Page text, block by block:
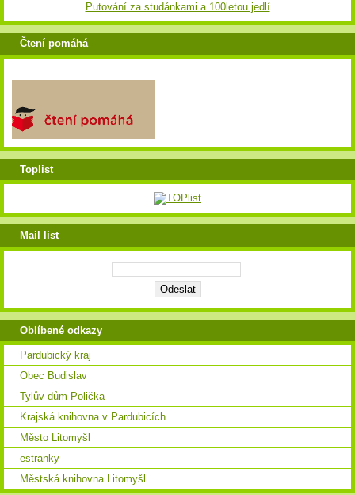
Putování za studánkami a 100letou jedlí
Čtení pomáhá
Toplist
Mail list
Oblíbené odkazy
Pardubický kraj
Obec Budislav
Tylův dům Polička
Krajská knihovna v Pardubicích
Město Litomyšl
estranky
Městská knihovna Litomyšl